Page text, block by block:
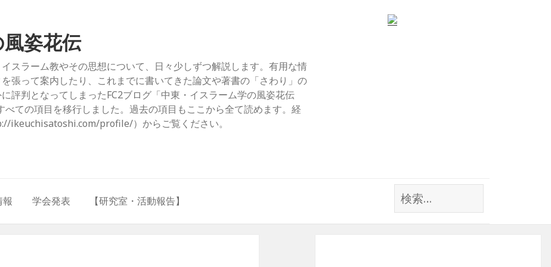
姿花伝
スラーム教やその思想について、日々少しずつ解説します。有用な情
張って案内したり、これまでに書いてきた論文や著書の「さわり」の
評判となってしまったFC2ブログ「中東・イスラーム学の風姿花伝
ての項目を移行しました。過去の項目もここから全て読めます。経
ikeuchisatoshi.com/profile/）からご覧ください。
検
索:
学会発表 【研究室・活動報告】